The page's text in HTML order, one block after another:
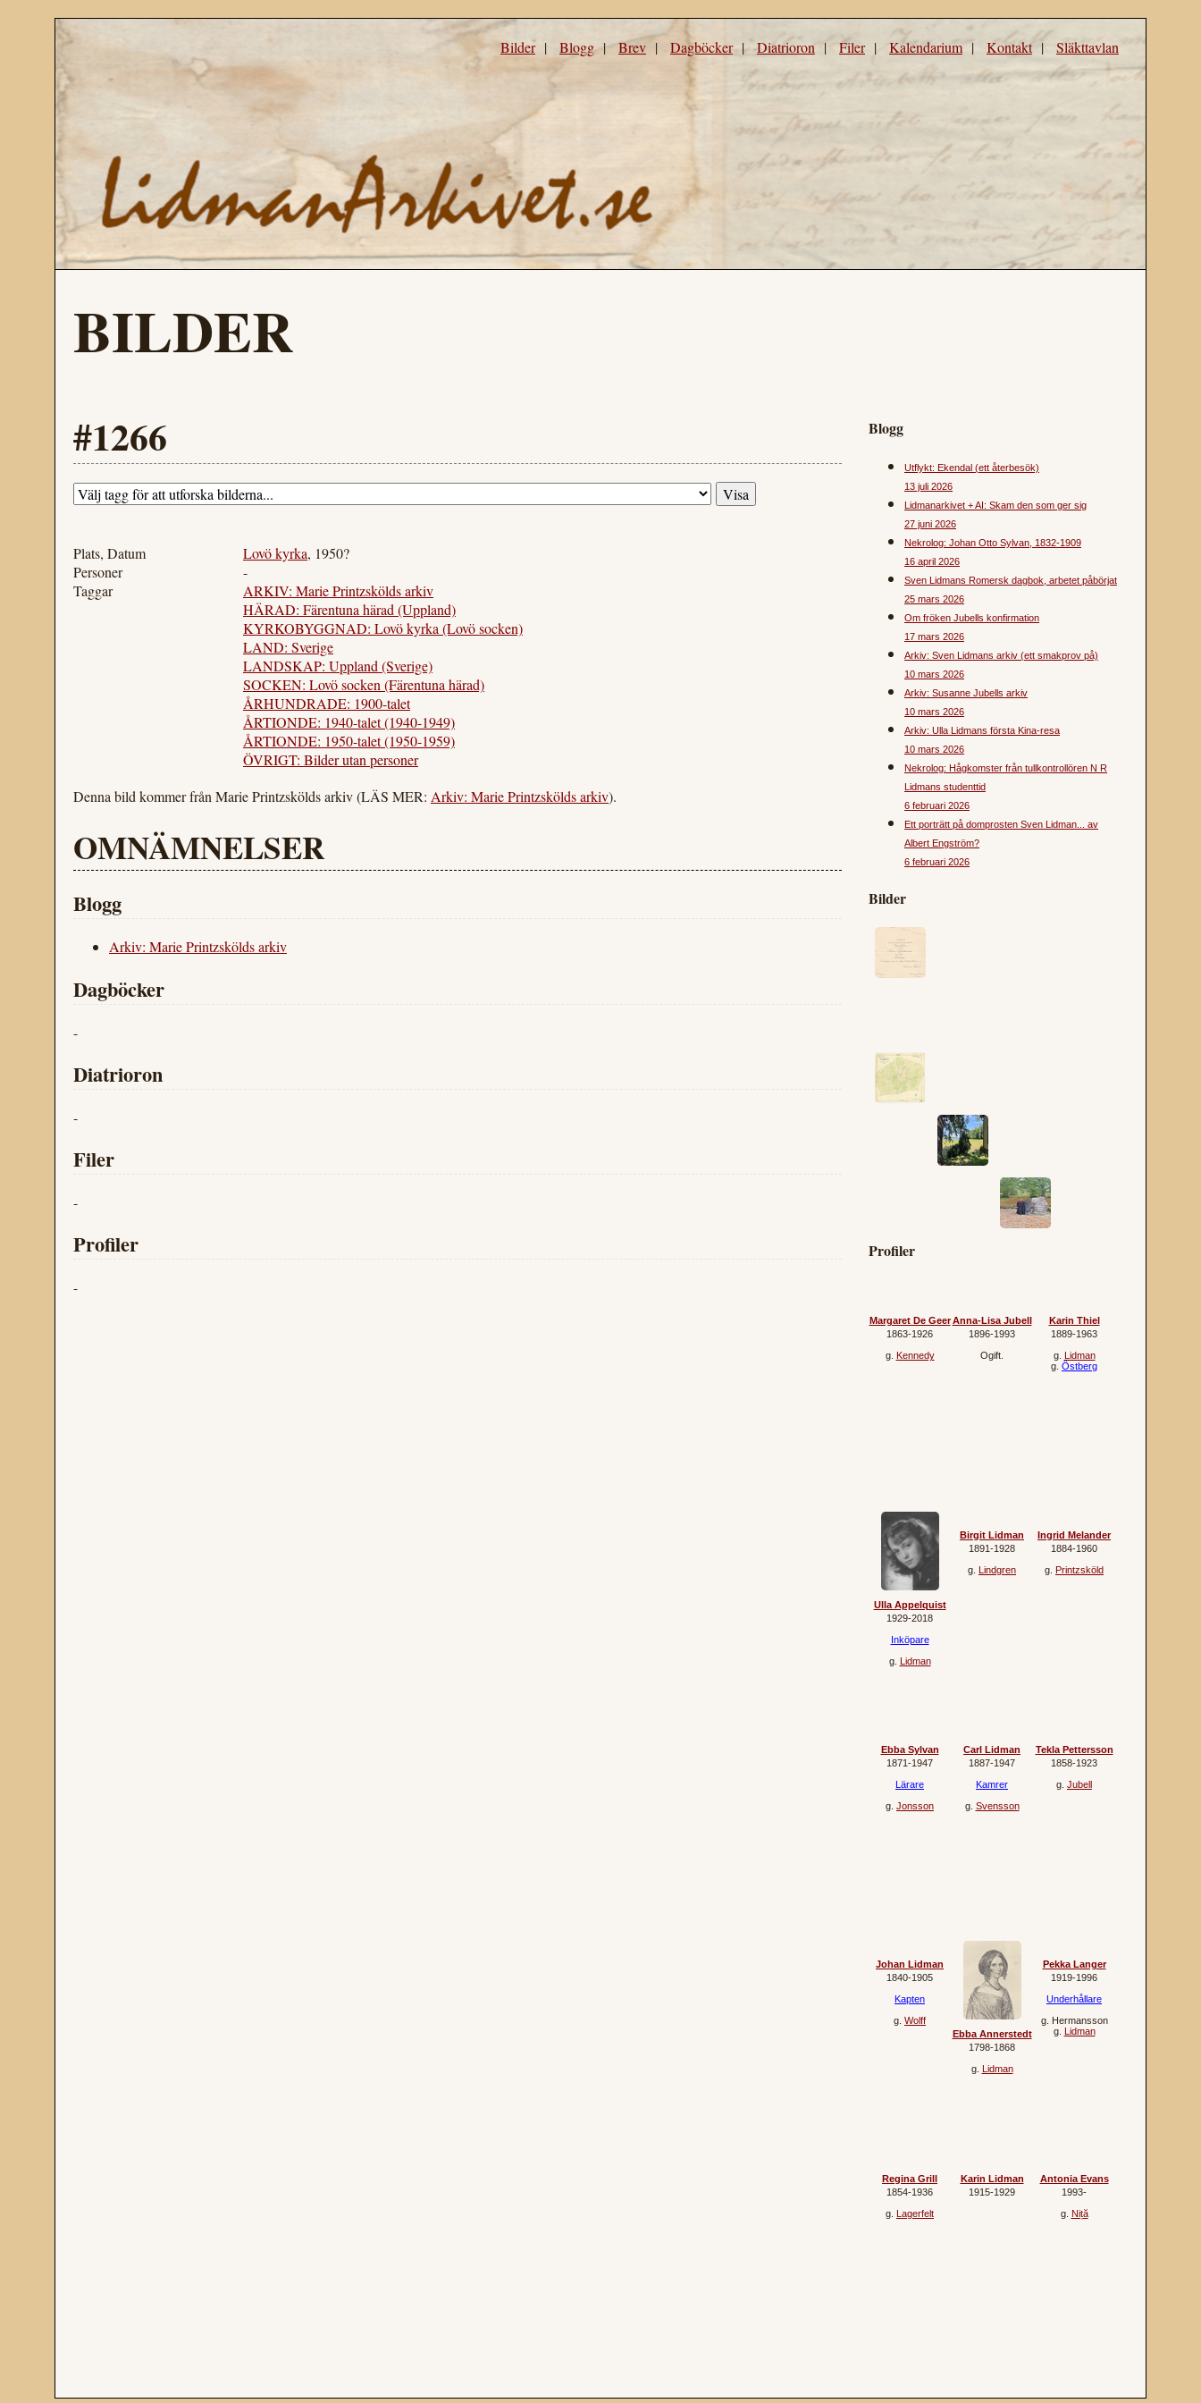
Bilder| Blogg|Brev | Dagböcker|Diatrioron | Filer| Kalendarium| Kontakt| Släkttavlan
BILDER
#1266
Plats, Datum Lovö kyrka, 1950?
Personer
-
Taggar
ARKIV: Marie Printzskölds arkiv
HÄRAD: Färentuna härad (Uppland)
KYRKOBYGGNAD: Lovö kyrka (Lovö socken)
LAND: Sverige
LANDSKAP: Uppland (Sverige)
SOCKEN: Lovö socken (Färentuna härad)
ÅRHUNDRADE: 1900-talet
ÅRTIONDE: 1940-talet (1940-1949)
ÅRTIONDE: 1950-talet (1950-1959)
ÖVRIGT: Bilder utan personer
Denna bild kommer från Marie Printzskölds arkiv (LÄS MER: Arkiv: Marie Printzskölds arkiv).
OMNÄMNELSER
Blogg
Arkiv: Marie Printzskölds arkiv
Dagböcker
-
Diatrioron
-
Filer
-
Profiler
-
Blogg
Utflykt: Ekendal (ett återbesök)
13 juli 2026
Lidmanarkivet + AI: Skam den som ger sig
27 juni 2026
Nekrolog: Johan Otto Sylvan, 1832-1909
16 april 2026
Sven Lidmans Romersk dagbok, arbetet påbörjat
25 mars 2026
Om fröken Jubells konfirmation
17 mars 2026
Arkiv: Sven Lidmans arkiv (ett smakprov på)
10 mars 2026
Arkiv: Susanne Jubells arkiv
10 mars 2026
Arkiv: Ulla Lidmans första Kina-resa
10 mars 2026
Nekrolog: Hågkomster från tullkontrollören N R
Lidmans studenttid
6 februari 2026
Ett porträtt på domprosten Sven Lidman... av
Albert Engström?
6 februari 2026
Bilder
Profiler
Margaret De Geer
1863‐1926
g. Kennedy
Anna-Lisa Jubell
1896‐1993
Ogift.
Karin Thiel
1889‐1963
g. Lidman
g. Östberg
Ulla Appelquist
1929‐2018
Inköpare
g. Lidman
Birgit Lidman
1891‐1928
g. Lindgren
Ingrid Melander
1884‐1960
g. Printzsköld
Ebba Sylvan
1871‐1947
Lärare
g. Jonsson
Carl Lidman
1887‐1947
Kamrer
g. Svensson
Tekla Pettersson
1858‐1923
g. Jubell
Johan Lidman
1840‐1905
Kapten
g. Wolff
Ebba Annerstedt
1798‐1868
g. Lidman
Pekka Langer
1919‐1996
Underhållare
g. Hermansson
g. Lidman
Regina Grill
1854‐1936
g. Lagerfelt
Karin Lidman
1915‐1929
Antonia Evans
1993‐
g. Niță